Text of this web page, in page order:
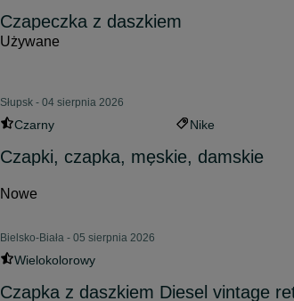
Czapeczka z daszkiem
Używane
Słupsk - 04 sierpnia 2026
Czarny Nike
Czapki, czapka, męskie, damskie
Nowe
Bielsko-Biała - 05 sierpnia 2026
Wielokolorowy
Czapka z daszkiem Diesel vintage